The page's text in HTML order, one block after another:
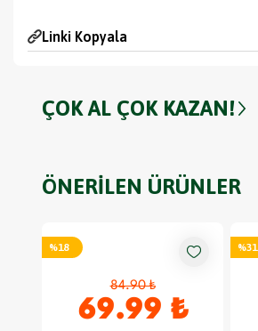
Linki Kopyala
ÇOK AL ÇOK KAZAN!
ÖNERİLEN ÜRÜNLER
%18
84.90 ₺
69.99 ₺
%31